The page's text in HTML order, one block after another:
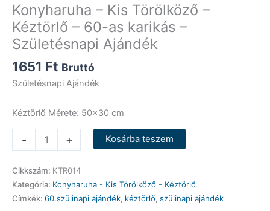
Konyharuha – Kis Törölköző –
Kéztörlő – 60-as karikás –
Születésnapi Ajándék
1651 Ft Bruttó
Születésnapi Ajándék
Kéztörlő Mérete: 50×30 cm
-
Konyharuha
-
Kis
Törölköző
-
Kéztörlő
+ Kosárba teszem
Cikkszám: KTR014
Kategória: Konyharuha - Kis Törölköző - Kéztörlő
Címkék: 60.szülinapi ajándék, kéztörlő, szülinapi ajándék